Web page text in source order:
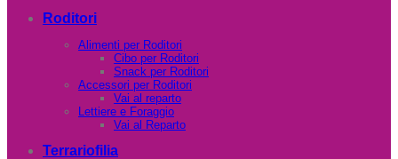
Roditori
Alimenti per Roditori
Cibo per Roditori
Snack per Roditori
Accessori per Roditori
Vai al reparto
Lettiere e Foraggio
Vai al Reparto
Terrariofilia